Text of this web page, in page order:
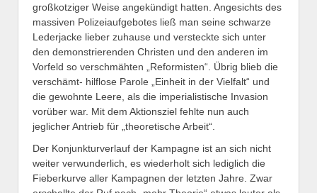
großkotziger Weise angekündigt hatten. Angesichts des
massiven Polizeiaufgebotes ließ man seine schwarze
Lederjacke lieber zuhause und versteckte sich unter
den demonstrierenden Christen und den anderen im
Vorfeld so verschmähten „Reformisten“. Übrig blieb die
verschämt- hilflose Parole „Einheit in der Vielfalt“ und
die gewohnte Leere, als die imperialistische Invasion
vorüber war. Mit dem Aktionsziel fehlte nun auch
jeglicher Antrieb für „theoretische Arbeit“.
Der Konjunkturverlauf der Kampagne ist an sich nicht
weiter verwunderlich, es wiederholt sich lediglich die
Fieberkurve aller Kampagnen der letzten Jahre. Zwar